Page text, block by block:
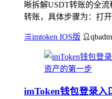
晰拆解USDT转账的全
转账，具体步骤为：打
imtoken IOS版
imToken钱包登录入